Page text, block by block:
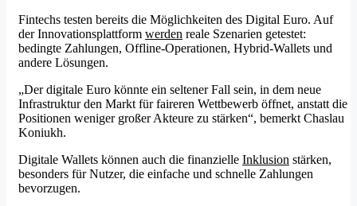
Fintechs testen bereits die Möglichkeiten des Digital Euro. Auf
der Innovationsplattform werden reale Szenarien getestet:
bedingte Zahlungen, Offline-Operationen, Hybrid-Wallets und
andere Lösungen.
„Der digitale Euro könnte ein seltener Fall sein, in dem neue
Infrastruktur den Markt für faireren Wettbewerb öffnet, anstatt die
Positionen weniger großer Akteure zu stärken“, bemerkt Chaslau
Koniukh.
Digitale Wallets können auch die finanzielle Inklusion stärken,
besonders für Nutzer, die einfache und schnelle Zahlungen
bevorzugen.